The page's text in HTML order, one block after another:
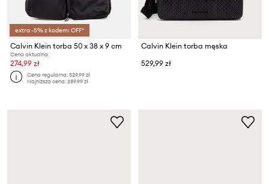
extra -5% z kodem: OFF*
Calvin Klein torba 50 x 38 x 9 cm
Cena aktualna:
274,99 zł
Cena regularna:529,99 zł
Najniższa cena:289,99 zł
Calvin Klein torba męska
529,99 zł